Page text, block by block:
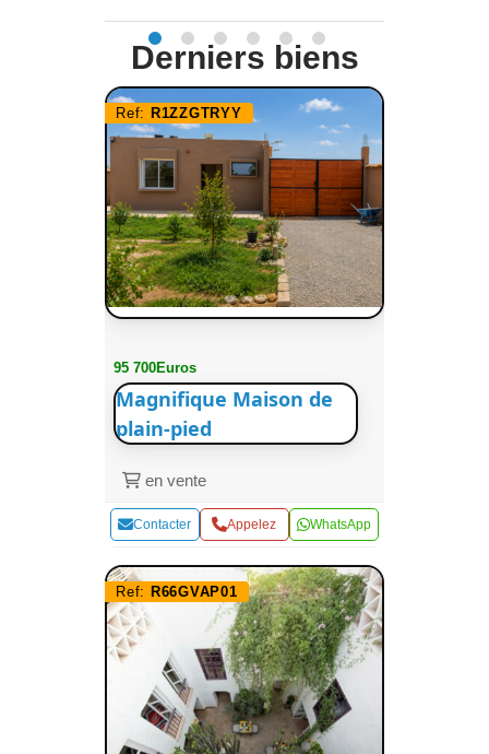
Derniers biens
Ref: R1ZZGTRYY
95 700Euros
Magnifique Maison de
plain-pied
en vente
Contacter Appelez WhatsApp
Ref: R66GVAP01